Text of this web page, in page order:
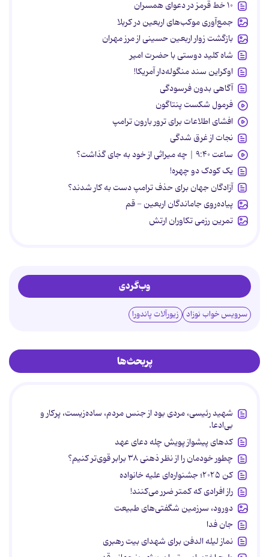
۱۰ خط قرمز در دعوای همسران
جمع‌آوری موکب‌های اربعین در کربلا
بازگشت زوار اربعین حسینی از مرز مهران
شاه کلید دوستی با حضرت امیر
اوکراین سند منگوله‌دار آمریکا!
آگاهی بدون فرسودگی
فرمول شکست پنتاگون
افشای اطلاعات برای ترور بارون ترامپ
نجات از غرق شدگی
ساعت ۹:۴۰ | چه میراثی از خود به جای گذاشت؟
یک کودک دو چهره!
آزادگان جهان برای حذف ترامپ دست به کار شدند؟
پیاده‌روی جاماندگان اربعین - قم
تمرین رزمی تکاوران ارتش
وب‌گردی
سرویس خواب نوزاد زیورآلات پاندورا
پربحث‌ها
شهید رئیسی، مردی بود از جنس مردم، ساده‌زیست، پرکار و
بی‌ادعا.
کدهای پیشواز پویش چله دعای عهد
چطور خودمان را از نظر ذهنی ۳۸ برابر قوی‌تر کنیم؟
کن ۲۰۲۵؛ جشنواره‌ای علیه خانواده
راز افرادی که کمتر ضرر می‌کنند!
دورود، سرزمین شگفتی‌های طبیعت
جان فدا
نماز لیله الدفن برای شهدای بیت رهبری